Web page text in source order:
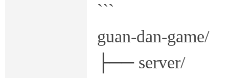
```
guan-dan-game/
├──